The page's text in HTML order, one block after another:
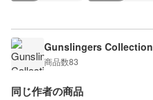
Gunslingers Collection
商品数83
同じ作者の商品